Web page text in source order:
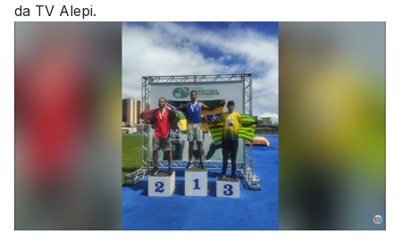
da TV Alepi.